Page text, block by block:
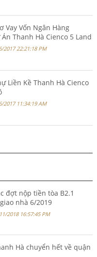
Vay Vốn Ngân Hàng
Thanh Hà Cienco 5 Land
2017 22:21:18 PM
Liền Kề Thanh Hà Cienco
2017 11:34:19 AM
đợt nộp tiền tòa B2.1
nhà 6/2019
2018 16:57:45 PM
Hà chuyển hết về quận